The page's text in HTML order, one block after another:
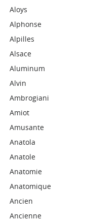
Aloys
Alphonse
Alpilles
Alsace
Aluminum
Alvin
Ambrogiani
Amiot
Amusante
Anatola
Anatole
Anatomie
Anatomique
Ancien
Ancienne